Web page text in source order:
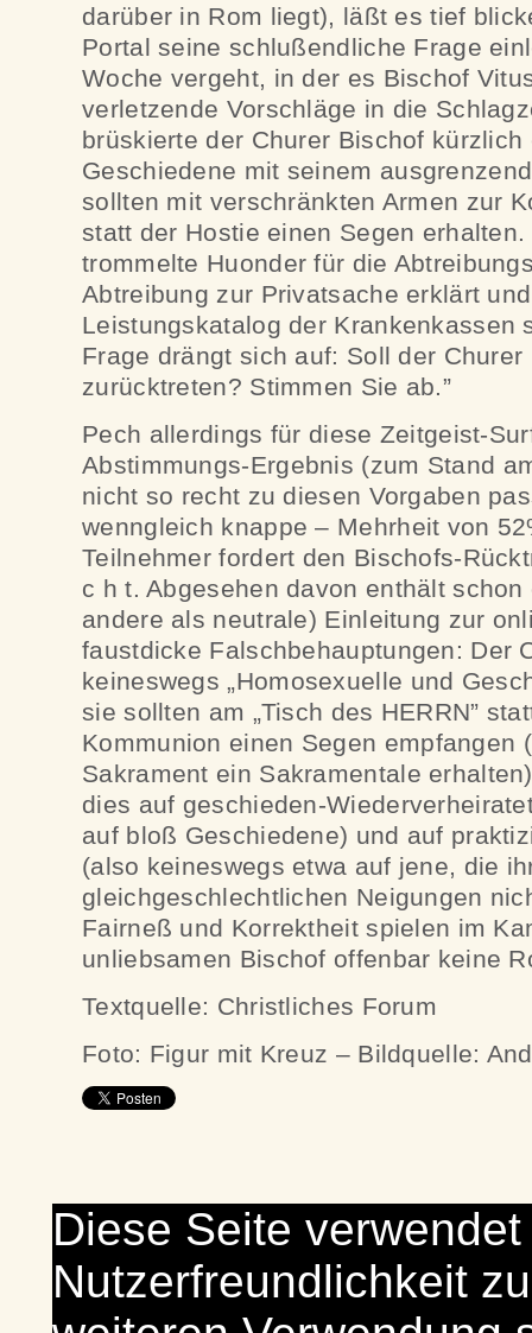
darüber in Rom liegt), läßt es tief
Portal seine schlußendliche Frage
Woche vergeht, in der es Bischof
verletzende Vorschläge in die
brüskierte der Churer Bischof
Geschiedene mit seinem
sollten mit verschränkten Armen zur
statt der Hostie einen Segen
trommelte Huonder für die
Abtreibung zur Privatsache erklärt
Leistungskatalog der Krankenkassen
Frage drängt sich auf: Soll der
zurücktreten? Stimmen Sie ab.”
Pech allerdings für diese Zeitgeist-
Abstimmungs-Ergebnis (zum Stand
nicht so recht zu diesen Vorgaben
wenngleich knappe – Mehrheit von
Teilnehmer fordert den Bischofs-
c h t. Abgesehen davon enthält
andere als neutrale) Einleitung zur
faustdicke Falschbehauptungen: Der
keineswegs „Homosexuelle und
sie sollten am „Tisch des HERRN”
Kommunion einen Segen empfangen
Sakrament ein Sakramentale
dies auf geschieden-
auf bloß Geschiedene) und auf
(also keineswegs etwa auf jene, die
gleichgeschlechtlichen Neigungen
Fairneß und Korrektheit spielen im
unliebsamen Bischof offenbar keine
Textquelle: Christliches Forum
Foto: Figur mit Kreuz – Bildquelle:
Diese Seite
Nutzerfreundlichkeit